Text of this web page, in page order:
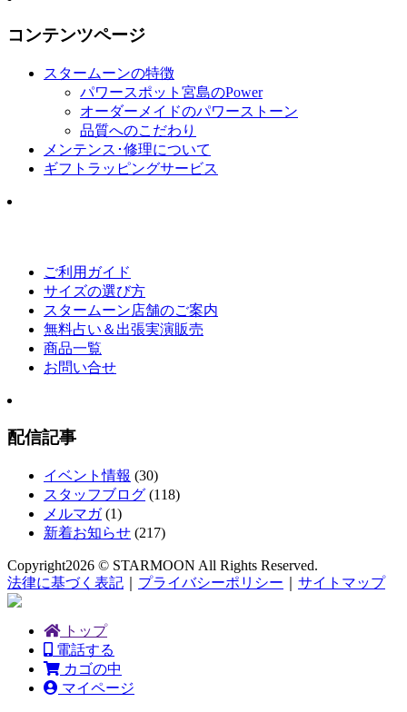
コンテンツページ
スタームーンの特徴
パワースポット宮島のPower
オーダーメイドのパワーストーン
品質へのこだわり
メンテンス･修理について
ギフトラッピングサービス
ご利用ガイド
サイズの選び方
スタームーン店舗のご案内
無料占い＆出張実演販売
商品一覧
お問い合せ
配信記事
イベント情報 (30)
スタッフブログ (118)
メルマガ(1)
新着お知らせ (217)
Copyright2026 © STARMOON All Rights Reserved.
法律に基づく表記
プライバシーポリシー サイトマップ
トップ
電話する
カゴの中
マイページ